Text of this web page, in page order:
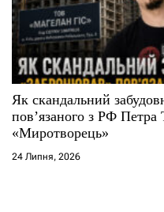
Як скандальний
повʼязаного з РФ Петра
«Миротворець»
24 Липня, 2026